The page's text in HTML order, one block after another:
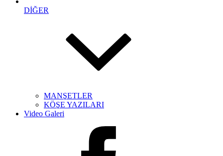
DİĞER
MANŞETLER
KÖŞE YAZILARI
Video Galeri